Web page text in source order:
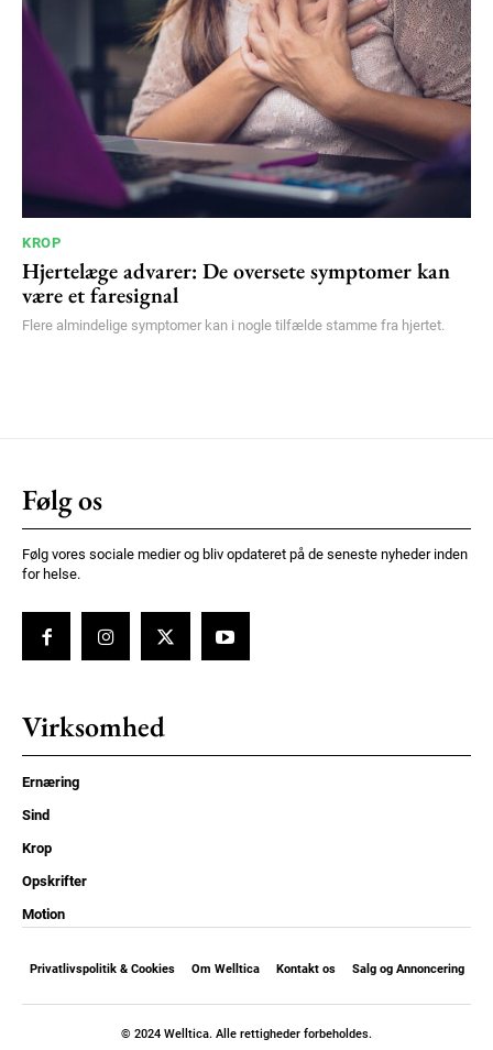
KROP
Hjertelæge advarer: De oversete symptomer kan
være et faresignal
Flere almindelige symptomer kan i nogle tilfælde stamme fra hjertet.
Følg os
Følg vores sociale medier og bliv opdateret på de seneste nyheder inden
for helse.
Virksomhed
Ernæring
Sind
Krop
Opskrifter
Motion
Privatlivspolitik & Cookies Om Welltica Kontakt os Salg og Annoncering
© 2024 Welltica. Alle rettigheder forbeholdes.